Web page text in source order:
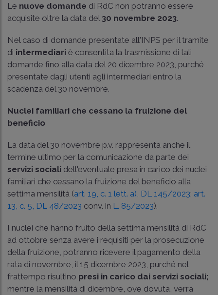
Le nuove domande di RdC non potranno essere
acquisite oltre la data del 30 novembre 2023.
Nel caso di domande presentate all'INPS per il tramite
di intermediari è consentita la trasmissione di tali
domande fino alla data del 20 dicembre 2023, purché
presentate dagli utenti agli intermediari entro la
scadenza del 30 novembre.
Nuclei familiari che cessano la fruizione del
beneficio
La data del 30 novembre p.v. rappresenta anche il
termine ultimo per la comunicazione da parte dei
servizi sociali dell'eventuale presa in carico dei nuclei
familiari che cessano la fruizione del beneficio alla
settima mensilità (art. 19, c. 1 lett. a), DL 145/2023; art.
13, c. 5, DL 48/2023 conv. in L. 85/2023).
I nuclei che hanno fruito della settima mensilità di RdC
ad ottobre senza avere i requisiti per la prosecuzione
della fruizione, potranno ricevere il pagamento della
rata di novembre, il 15 dicembre 2023, purché nel
frattempo risultino presi in carico dai servizi sociali;
mentre la mensilità di dicembre, ove dovuta, verrà